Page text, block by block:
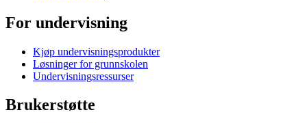
For undervisning
Kjøp undervisningsprodukter
Løsninger for grunnskolen
Undervisningsressurser
Brukerstøtte